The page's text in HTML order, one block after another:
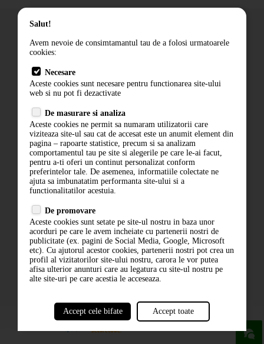
Cum comand
Livrare
Contact
Politica de confidentialitate
ANPC
ABONARE LA NEWSLETTER
ABONARE
Salut!
Avem nevoie de consimtamantul tau de a folosi urmatoarele
cookies:
Necesare
Aceste cookies sunt necesare pentru functionarea site-ului
web si nu pot fi dezactivate
De masurare si analiza
Aceste cookies ne permit sa numaram utilizatorii care
viziteaza site-ul sau cat de accesat este un anumit element din
pagina – rapoarte statistice, precum si sa analizam
comportamentul tau pe site si alegerile pe care le-ai facut,
pentru a-ti oferi un continut personalizat conform
preferintelor tale. De asemenea, informatiile colectate ne
ajuta sa imbunatatim performanta site-ului si a
functionalitatilor acestuia.
De promovare
Aceste cookies sunt setate pe site-ul nostru in baza unor
acorduri pe care le avem incheiate cu partenerii nostri de
publicitate (ex. pagini de Social Media, Google, Microsoft
etc). Cu ajutorul acestor cookies, partenerii nostri pot crea un
profil al vizitatorilor site-ului nostru, carora le vor putea
afisa ulterior anunturi care au legatura cu site-ul nostru pe
alte site-uri pe care acestia le acceseaza.
Accept cele bifate Accept toate